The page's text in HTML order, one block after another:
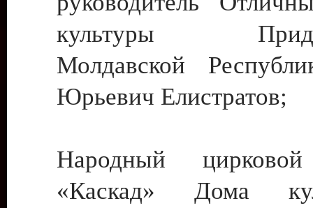
культуры
Молдавской
Юрьевич Елистратов;
Народный цирковой
«Каскад» Дома